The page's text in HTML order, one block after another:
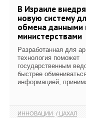
В Израиле
новую систему
обмена
министерствами
Разработанная для
технология поможет
государственным
быстрее
информацией,
ИННОВАЦИИ ЦАХАЛ